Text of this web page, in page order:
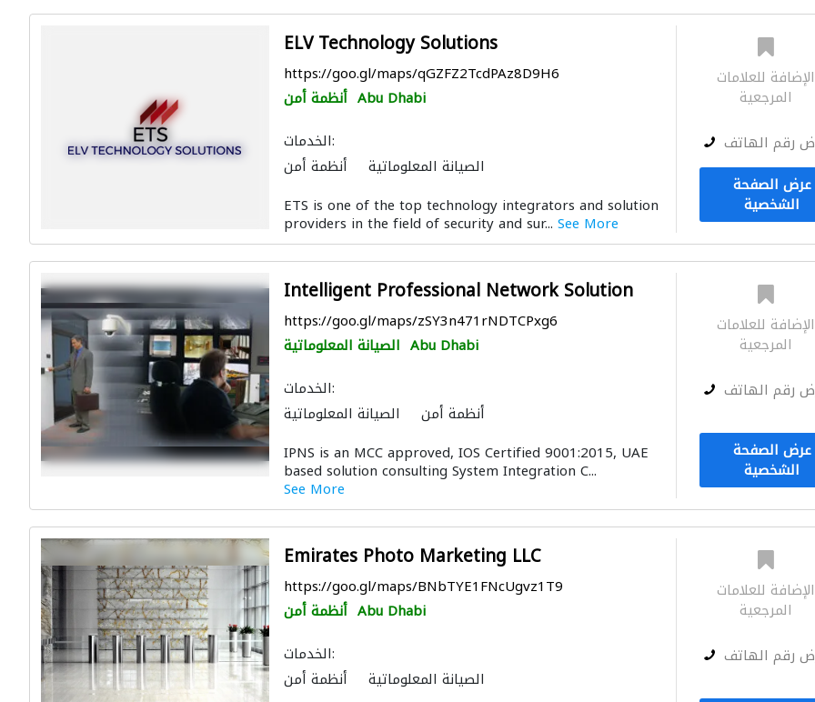
ELV Technology Solutions
https://goo.gl/maps/qGZFZ2TcdPAz8D9H6
أنظمة أمن Abu Dhabi
الخدمات:
أنظمة أمن
الصيانة المعلوماتية
ETS is one of the top technology integrators and solution
providers in the field of security and sur... See More
الإضافة للعلامات
المرجعية
رقم الهاتف
عرض الصفحة
الشخصية
Intelligent Professional Network Solution
https://goo.gl/maps/zSY3n471rNDTCPxg6
الصيانة المعلوماتية Abu Dhabi
الخدمات:
الصيانة المعلوماتية
أنظمة أمن
IPNS is an MCC approved, IOS Certified 9001:2015, UAE
based solution consulting System Integration C...
See More
الإضافة للعلامات
المرجعية
رقم الهاتف
عرض الصفحة
الشخصية
Emirates Photo Marketing LLC
https://goo.gl/maps/BNbTYE1FNcUgvz1T9
أنظمة أمن Abu Dhabi
الخدمات:
أنظمة أمن
الصيانة المعلوماتية
الإضافة للعلامات
المرجعية
رقم الهاتف